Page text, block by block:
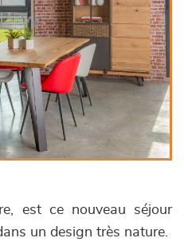
est ce nouveau séjour
un design très nature.